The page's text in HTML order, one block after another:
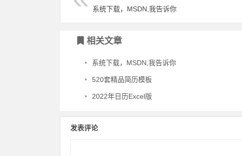
系统下载，MSDN,我告诉你
相关文章
• 系统下载，MSDN,我告诉你
• 520套精品简历模板
• 2022年日历Excel版
发表评论